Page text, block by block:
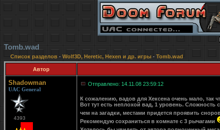
Tomb.wad
Список разделов- Wolf3D, Heretic, Hexen и др. игры- Tomb.wad
Автор
Shadowman
UAC General
4393
Отправлено: 14.11.08 23:59:12
К сожалению, вадов для Хексена очень мало, так
Вот тут есть неплохой вад, 1 уровень. Сложность
чем на загадки, местами придется проявить
Рекомендую сохраниться в комнате с 3 рычагами